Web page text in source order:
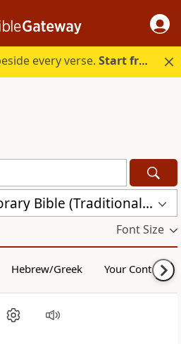
every verse.Start free.
Chinese Contemporary Bible (Traditional) (CCBT)
Font Size
Hebrew/Greek Your Content